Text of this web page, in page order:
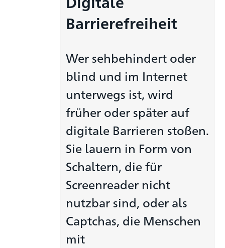
Barrierefreiheit
Wer sehbehindert oder
blind und im Internet
unterwegs ist, wird
früher oder später auf
digitale Barrieren stoßen.
Sie lauern in Form von
Schaltern, die für
Screenreader nicht
nutzbar sind, oder als
Captchas, die Menschen
mit